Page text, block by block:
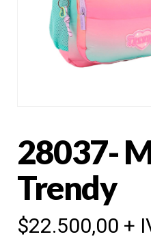
28037-
Trendy
$22.500,00 +